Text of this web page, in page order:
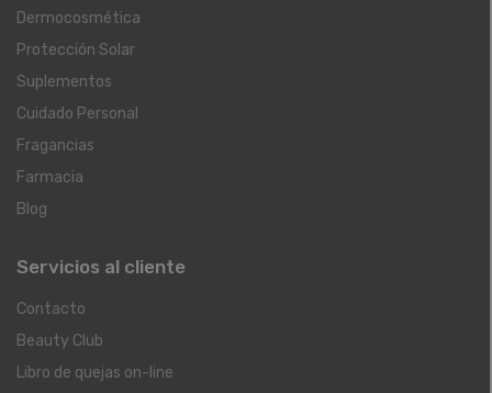
Dermocosmética
Protección Solar
Suplementos
Cuidado Personal
Fragancias
Farmacia
Blog
Servicios al cliente
Contacto
Beauty Club
Libro de quejas on-line